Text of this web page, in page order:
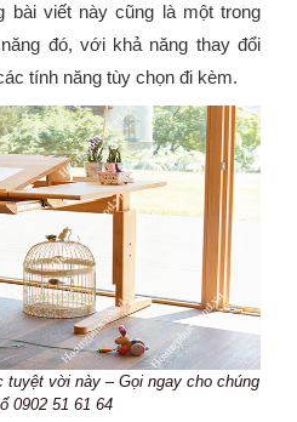
bài viết này cũng là một trong
đó, với khả năng thay đổi
tính năng tùy chọn đi kèm.
vời này – Gọi ngay cho chúng
0902 51 61 64